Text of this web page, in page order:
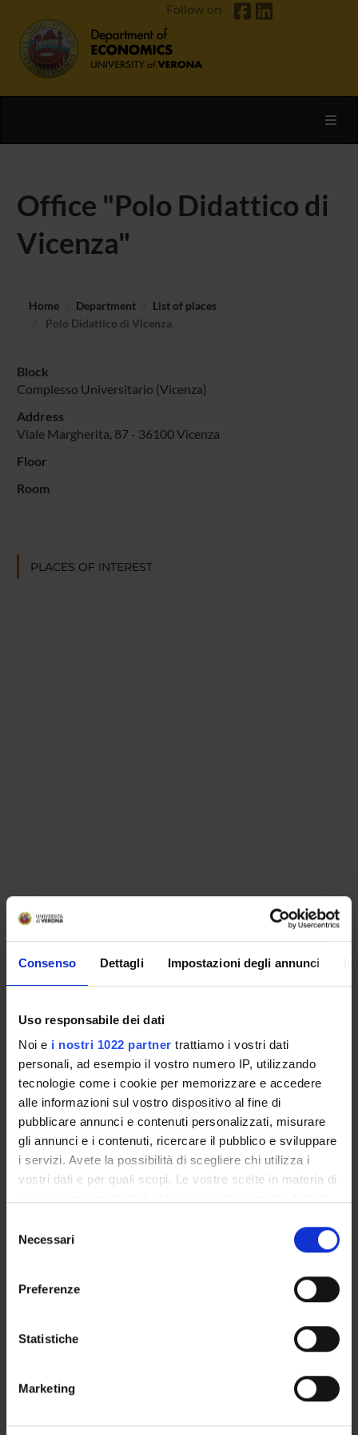
Consenso Dettagli Impostazioni degli annunci
Uso responsabile dei dati
Noi e i nostri 1022 partner trattiamo i vostri dati
personali, ad esempio il vostro numero IP, utilizzando
tecnologie come i cookie per memorizzare e accedere
alle informazioni sul vostro dispositivo al fine di
pubblicare annunci e contenuti personalizzati, misurare
gli annunci e i contenuti, ricercare il pubblico e sviluppare
i servizi. Avete la possibilità di scegliere chi utilizza i
vostri dati e per quali scopi. Le vostre scelte in materia di
modificare o revocare il proprio consenso in qualsiasi
momento dalla Dichiarazione sui cookie o facendo clic
raccogliere informazioni sulla tua posizione
geografica, con un'approssimazione di qualche
Identificare il tuo dispositivo, scansionandolo
delNecessari
Preferenze
Statistiche
Marketing
Follow on
Office "Polo Didattico di
Vicenza"
Home Department
List of places
Polo Didattico di Vicenza
Block
Complesso Universitario (Vicenza)
Address
Viale Margherita, 87 - 36100 Vicenza
Floor
Room
PLACES OF INTEREST
ORGANISATION
GOVERNANCE
STUDENT ADMINISTRATION OFFICES
DEPARTMENT FACILITIES
RESEARCH LABORATORIES
RESEARCH CENTRES
SPIN OFF AND COMPANIES
Contacts
Places